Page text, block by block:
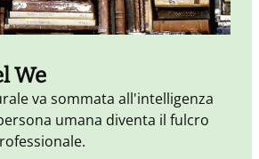
We
va sommata all'intelligenza
umana diventa il fulcro